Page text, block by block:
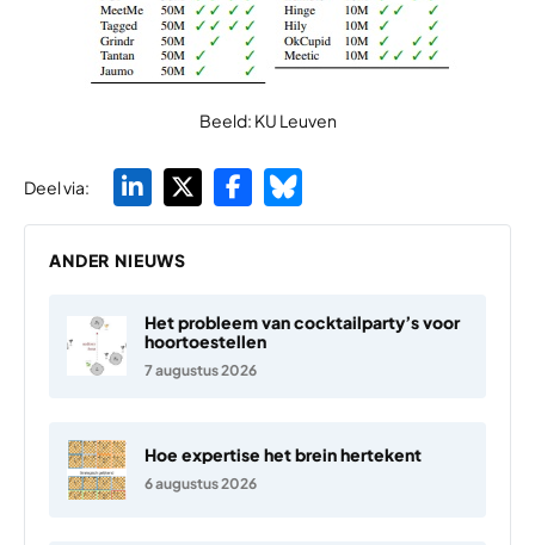
Beeld: KU Leuven
Deel via:
ANDER NIEUWS
Het probleem van cocktailparty’s voor
hoortoestellen
7 augustus 2026
Hoe expertise het brein hertekent
6 augustus 2026